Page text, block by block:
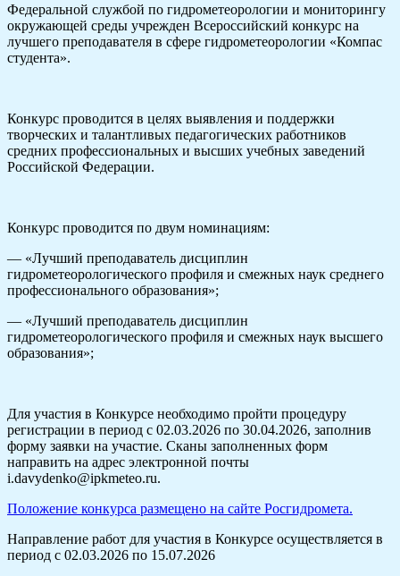
Федеральной службой по гидрометеорологии и мониторингу
окружающей среды учрежден Всероссийский конкурс на
лучшего преподавателя в сфере гидрометеорологии «Компас
студента».
Конкурс проводится в целях выявления и поддержки
творческих и талантливых педагогических работников
средних профессиональных и высших учебных заведений
Российской Федерации.
Конкурс проводится по двум номинациям:
— «Лучший преподаватель дисциплин
гидрометеорологического профиля и смежных наук среднего
профессионального образования»;
— «Лучший преподаватель дисциплин
гидрометеорологического профиля и смежных наук высшего
образования»;
Для участия в Конкурсе необходимо пройти процедуру
регистрации в период с 02.03.2026 по 30.04.2026, заполнив
форму заявки на участие. Сканы заполненных форм
направить на адрес электронной почты
i.davydenko@ipkmeteo.ru.
Положение конкурса размещено на сайте Росгидромета.
Направление работ для участия в Конкурсе осуществляется в
период с 02.03.2026 по 15.07.2026